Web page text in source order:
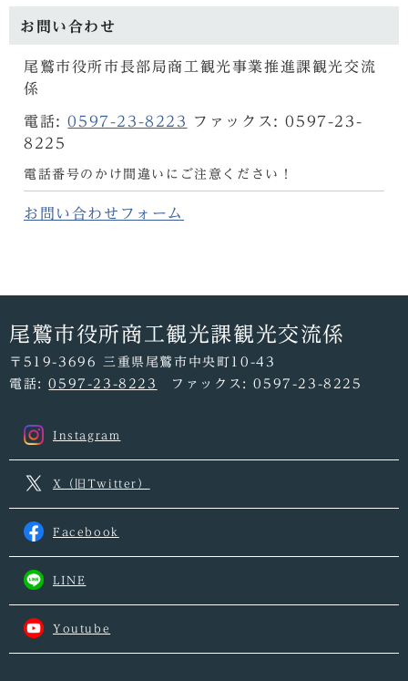
お問い合わせ
尾鷲市役所市長部局商工観光事業推進課観光交流
係
電話:0597-23-8223
ファックス: 0597-23-
8225
電話番号のかけ間違いにご注意ください！
お問い合わせフォーム
尾鷲市役所商工観光課観光交流係
〒519-3696 三重県尾鷲市中央町10-43
電話:0597-23-8223 ファックス: 0597-23-8225
Instagram
X（旧Twitter）
Facebook
LINE
Youtube